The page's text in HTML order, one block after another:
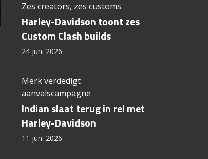
Zes creators, zes customs
Harley-Davidson toont zes
Custom Clash builds
24 juni 2026
Merk verdedigt
aanvalscampagne
Indian slaat terug in rel met
Harley-Davidson
11 juni 2026